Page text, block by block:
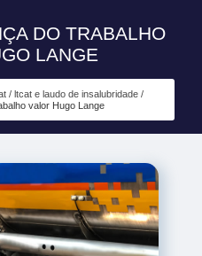
DO TRABALHO
LANGE
ltcat e laudo de insalubridade
valor Hugo Lange